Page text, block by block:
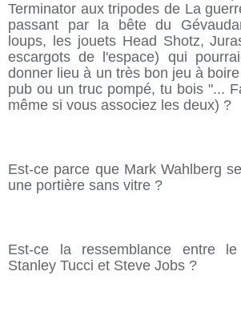
Terminator aux tripodes de La
passant par la bête du
loups, les jouets Head Shotz,
escargots de l'espace) qui
donner lieu à un très bon jeu à
pub ou un truc pompé, tu bois "...
même si vous associez les deux) ?
Est-ce parce que Mark Wahlberg
une portière sans vitre ?
Est-ce la ressemblance entre
Stanley Tucci et Steve Jobs ?